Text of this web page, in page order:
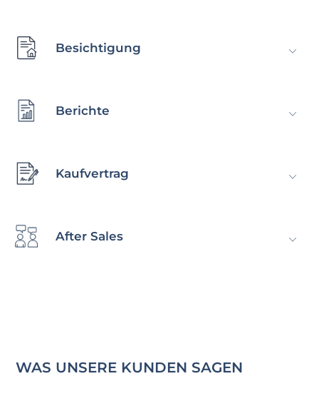
Besichtigung
Berichte
Kaufvertrag
After Sales
WAS UNSERE KUNDEN SAGEN